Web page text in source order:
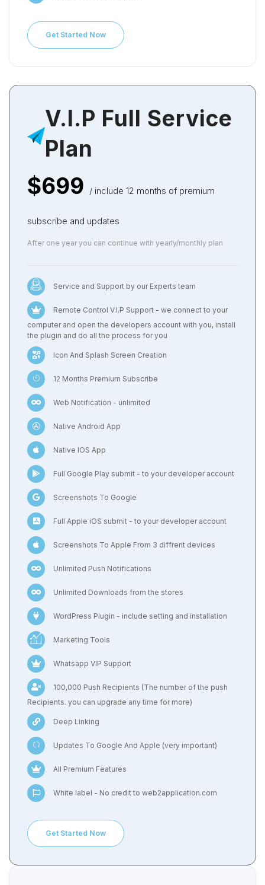
Get Started Now
V.I.P Full Service
Plan
$699 / include 12 months of premium
subscribe and updates
After one year you can continue with yearly/monthly plan
Service and Support by our Experts team
Remote Control V.I.P Support - we connect to your
computer and open the developers account with you, install
the plugin and do all the process for you
Icon And Splash Screen Creation
12 Months Premium Subscribe
Web Notification - unlimited
Native Android App
Native IOS App
Full Google Play submit - to your developer account
Screenshots To Google
Full Apple iOS submit - to your developer account
Screenshots To Apple From 3 diffrent devices
Unlimited Push Notifications
Unlimited Downloads from the stores
WordPress Plugin - include setting and installation
Marketing Tools
Whatsapp VIP Support
100,000 Push Recipients (The number of the push
Recipients. you can upgrade any time for more)
Deep Linking
Updates To Google And Apple (very important)
All Premium Features
White label - No credit to web2application.com
Get Started Now